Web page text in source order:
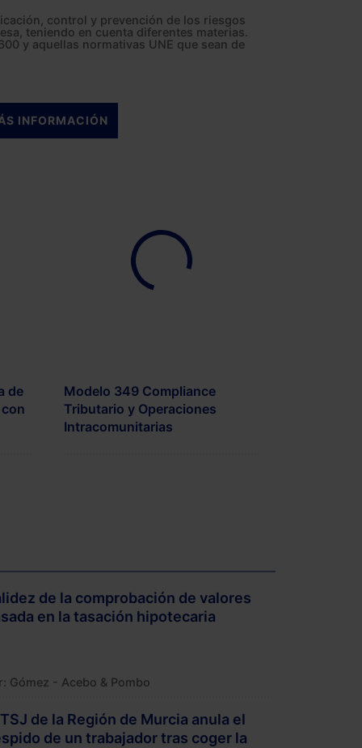
control y prevención de los riesgos
teniendo en cuenta diferentes materias.
y aquellas normativas UNE que sean de
INFORMACIÓN
de
Modelo 349 Compliance
Tributario y Operaciones
Intracomunitarias
de la comprobación de valores
en la tasación hipotecaria
Gómez - Acebo & Pombo
de la Región de Murcia anula el
de un trabajador tras coger la